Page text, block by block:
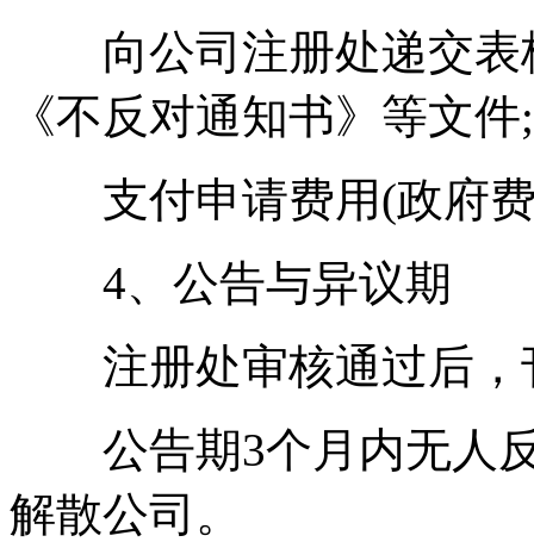
向公司注册处递交表
《不反对通知书》等文件;
支付申请费用(政府费
4、公告与异议期
注册处审核通过后，
公告期3个月内无人反
解散公司。